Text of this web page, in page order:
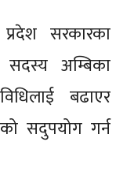
सरकारका
सदस्य अम्बिका
बढाएर
सदुपयोग गर्न